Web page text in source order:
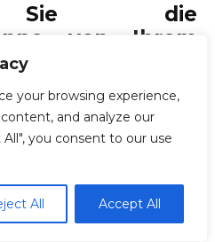
your browsing experience,
and analyze our
you consent to our use
All Accept All
Sie die
von Ihrem
Phänomen, für das
ist die Mitternachtssonne.
Sonne im Hochsommer
mit dem Sonnenschein
Das Licht ist gleißend!